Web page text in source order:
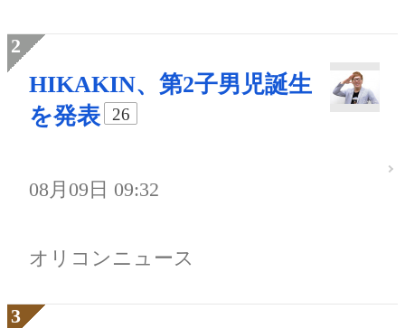
HIKAKIN、第2子男児誕生
を発表
26
08月09日 09:32
オリコンニュース